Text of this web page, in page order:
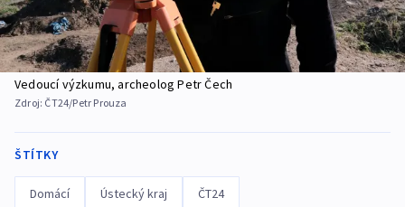
Vedoucí výzkumu, archeolog Petr Čech
Zdroj: ČT24/Petr Prouza
ŠTÍTKY
Domácí Ústecký kraj ČT24